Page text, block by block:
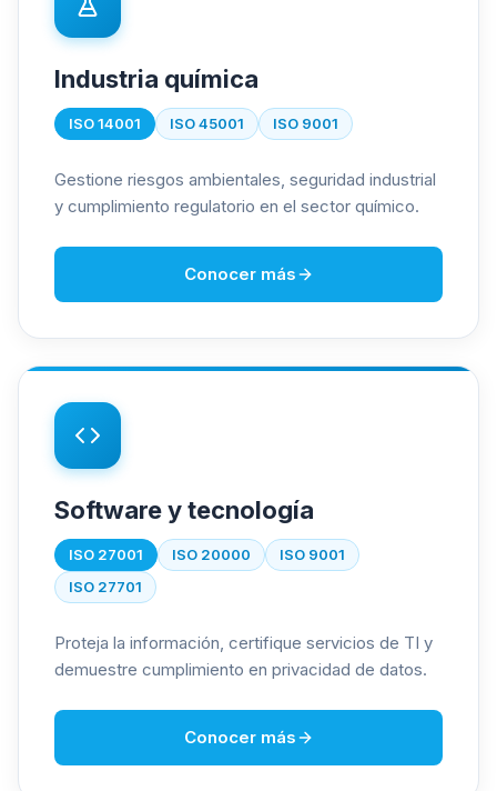
Industria química
ISO 14001 ISO 45001 ISO 9001
Gestione riesgos ambientales, seguridad industrial
y cumplimiento regulatorio en el sector químico.
Conocer más
Software y tecnología
ISO 27001 ISO 20000
ISO 9001
ISO 27701
Proteja la información, certifique servicios de TI y
demuestre cumplimiento en privacidad de datos.
Conocer más